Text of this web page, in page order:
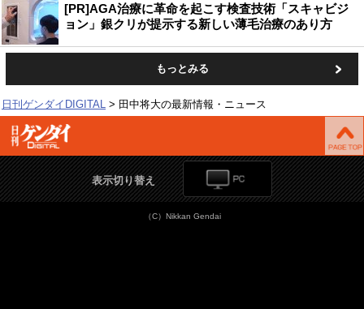
[PR]AGA治療に革命を起こす検査技術「スキャビジ
ョン」銀クリが提示する新しい薄毛治療のあり方
もっとみる
日刊ゲンダイDIGITAL 田中将大の最新情報・ニュース
表示切り替え
（C）Nikkan Gendai